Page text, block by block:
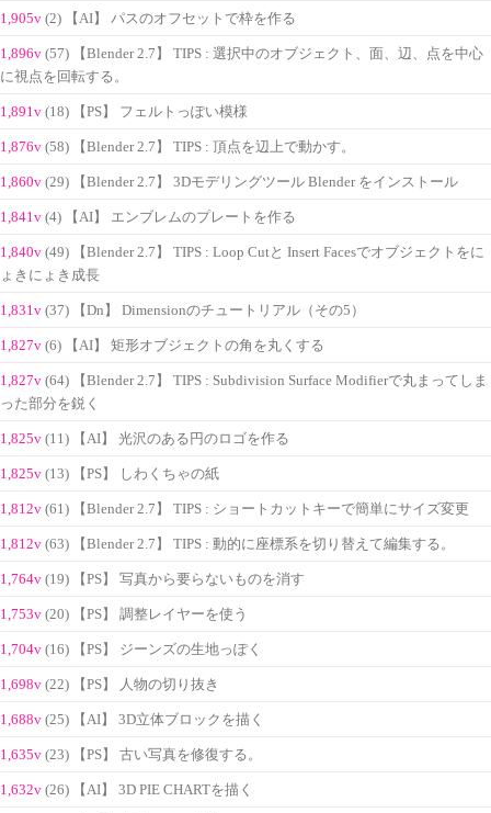
1,905v (2) 【AI】 パスのオフセットで枠を作る
1,896v (57) 【Blender 2.7】 TIPS : 選択中のオブジェクト、面、辺、点を中心
に視点を回転する。
1,891v (18) 【PS】 フェルトっぽい模様
1,876v (58) 【Blender 2.7】 TIPS : 頂点を辺上で動かす。
1,860v (29) 【Blender 2.7】 3Dモデリングツール Blender をインストール
1,841v (4) 【AI】 エンブレムのプレートを作る
1,840v (49) 【Blender 2.7】 TIPS : Loop Cutと Insert Facesでオブジェクトをに
ょきにょき成長
1,831v (37) 【Dn】 Dimensionのチュートリアル（その5）
1,827v (6) 【AI】 矩形オブジェクトの角を丸くする
1,827v (64) 【Blender 2.7】 TIPS : Subdivision Surface Modifierで丸まってしま
った部分を鋭く
1,825v (11) 【AI】 光沢のある円のロゴを作る
1,825v (13) 【PS】 しわくちゃの紙
1,812v (61) 【Blender 2.7】 TIPS : ショートカットキーで簡単にサイズ変更
1,812v (63) 【Blender 2.7】 TIPS : 動的に座標系を切り替えて編集する。
1,764v (19) 【PS】 写真から要らないものを消す
1,753v (20) 【PS】 調整レイヤーを使う
1,704v (16) 【PS】 ジーンズの生地っぽく
1,698v (22) 【PS】 人物の切り抜き
1,688v (25) 【AI】 3D立体ブロックを描く
1,635v (23) 【PS】 古い写真を修復する。
1,632v (26) 【AI】 3D PIE CHARTを描く